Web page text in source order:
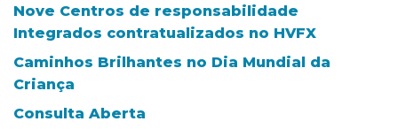
Nove Centros de responsabilidade
Integrados contratualizados no HVFX
Caminhos Brilhantes no Dia Mundial da
Criança
Consulta Aberta